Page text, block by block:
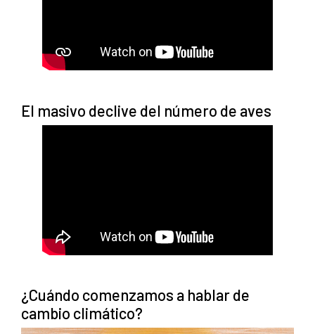
El masivo declive del número de aves
¿Cuándo comenzamos a hablar de
cambio climático?